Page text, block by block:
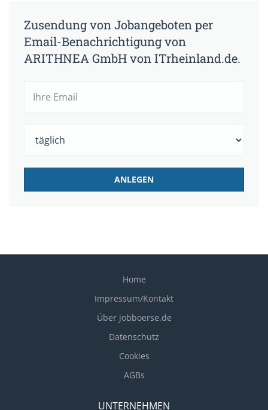
Zusendung von Jobangeboten per
Email-Benachrichtigung von
ARITHNEA GmbH von ITrheinland.de.
Home
Impressum/Kontakt
Über jobboerse.de
Datenschutz
Cookies
AGBs
UNTERNEHMEN